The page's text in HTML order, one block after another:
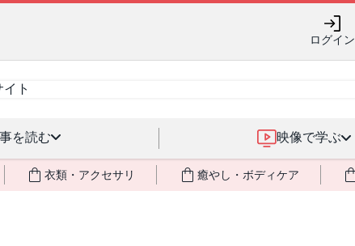
ジェル）を発売しました🎉 ＆ 発売記念で8月末までポイ
ログイン
を読む 映像で学ぶ
衣類・アクセサリ 癒やし・ボディケア